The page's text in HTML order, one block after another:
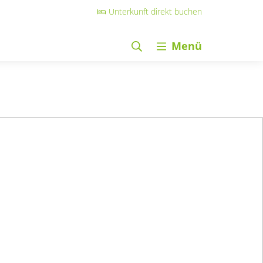
Unterkunft direkt buchen
Menü